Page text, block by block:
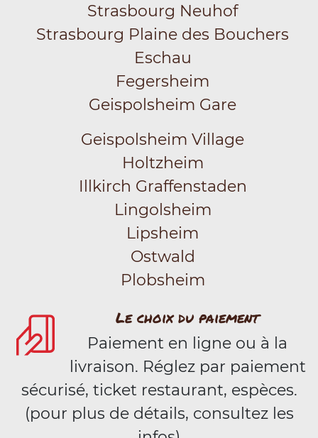
Strasbourg Neuhof
Strasbourg Plaine des Bouchers
Eschau
Fegersheim
Geispolsheim Gare
Geispolsheim Village
Holtzheim
Illkirch Graffenstaden
Lingolsheim
Lipsheim
Ostwald
Plobsheim
Le choix du paiement
Paiement en ligne ou à la
livraison. Réglez par paiement
sécurisé, ticket restaurant, espèces.
(pour plus de détails, consultez les